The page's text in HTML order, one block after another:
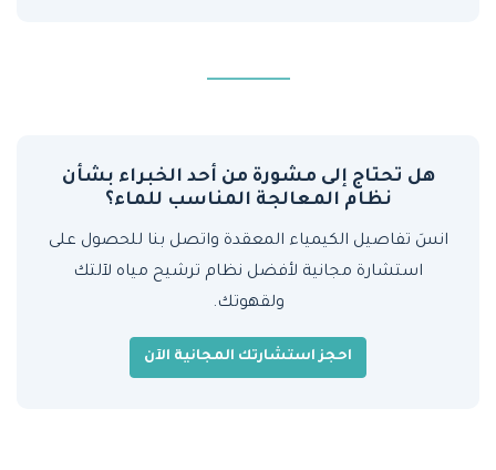
هل تحتاج إلى مشورة من أحد الخبراء بشأن
نظام المعالجة المناسب للماء؟
انسَ تفاصيل الكيمياء المعقدة واتصل بنا للحصول على
استشارة مجانية لأفضل نظام ترشيح مياه لآلتك
ولقهوتك.
احجز استشارتك المجانية الآن